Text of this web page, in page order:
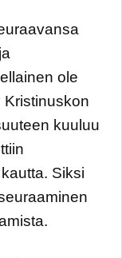
ole
kuuluu
Siksi